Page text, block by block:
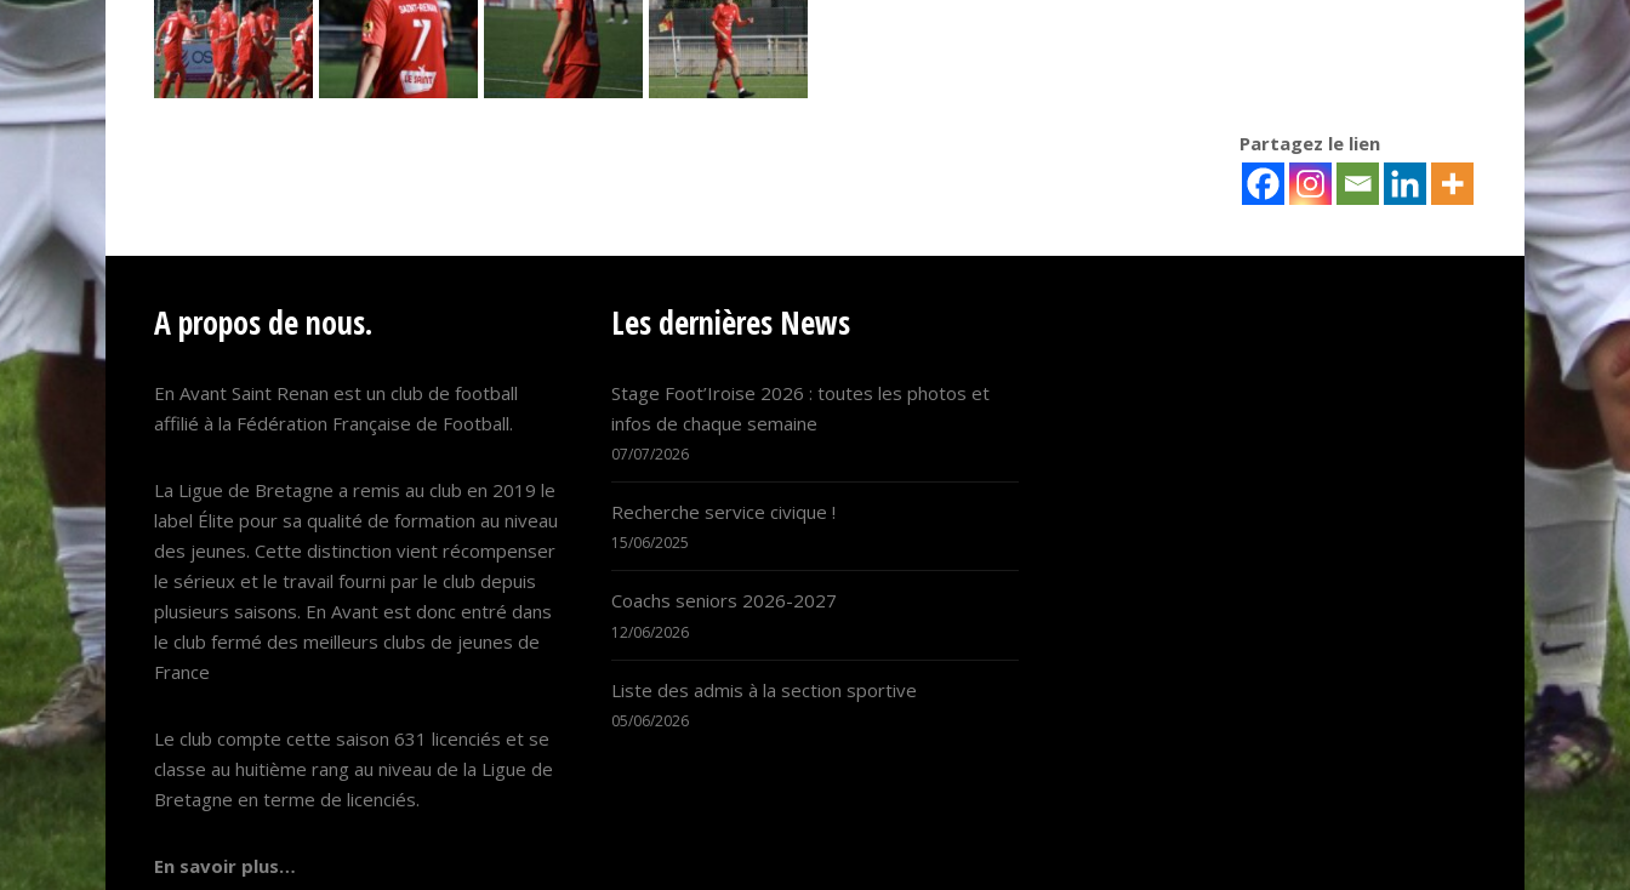
Partagez le lien
A propos de nous.
En Avant Saint Renan est un club de football
affilié à la Fédération Française de Football.
La Ligue de Bretagne a remis au club en 2019 le
label Élite pour sa qualité de formation au niveau
des jeunes. Cette distinction vient récompenser
le sérieux et le travail fourni par le club depuis
plusieurs saisons. En Avant est donc entré dans
le club fermé des meilleurs clubs de jeunes de
France
Le club compte cette saison 631 licenciés et se
classe au huitième rang au niveau de la Ligue de
Bretagne en terme de licenciés.
En savoir plus…
Les dernières News
Stage Foot’Iroise 2026 : toutes les photos et
infos de chaque semaine
07/07/2026
Recherche service civique !
15/06/2025
Coachs seniors 2026-2027
12/06/2026
Liste des admis à la section sportive
05/06/2026